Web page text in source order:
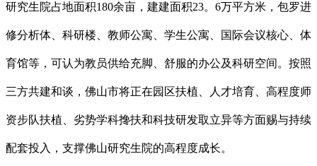
研究生院占地面积180余亩，建建面积23。6万平方米，包罗进
修分析体、科研楼、教师公寓、学生公寓、国际会议核心、体
育馆等，可认为教员供给充脚、舒服的办公及科研空间。按照
三方共建和谈，佛山市将正在园区扶植、人才培育、高程度师
资步队扶植、劣势学科搀扶和科技研发取立异等方面赐与持续
配套投入，支撑佛山研究生院的高程度成长。